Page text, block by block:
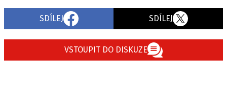
SDÍLEJ SDÍLEJ
VSTOUPIT DO DISKUZE